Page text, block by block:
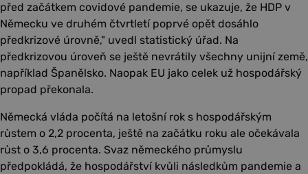
před začátkem covidové pandemie, se ukazuje, že HDP v
Německu ve druhém čtvrtletí poprvé opět dosáhlo
předkrizové úrovně," uvedl statistický úřad. Na
předkrizovou úroveň se ještě nevrátily všechny unijní země,
například Španělsko. Naopak EU jako celek už hospodářský
propad překonala.
Německá vláda počítá na letošní rok s hospodářským
růstem o 2,2 procenta, ještě na začátku roku ale očekávala
růst o 3,6 procenta. Svaz německého průmyslu
předpokládá, že hospodářství kvůli následkům pandemie a